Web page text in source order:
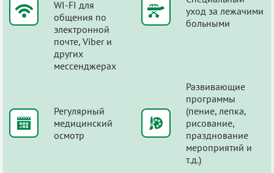
WI-FI для
общения по
электронной
почте, Viber и
других
мессенджерах
уход за лежачими
больными
Регулярный
медицинский
осмотр
Развивающие
программы
(пение, лепка,
рисование,
празднование
мероприятий и
т.д.)